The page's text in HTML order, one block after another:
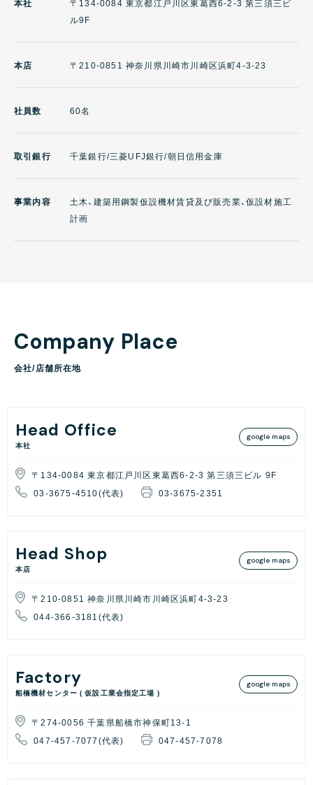
本社
〒134-0084 東京都江戸川区東葛西6-2-3 第三須三ビ
ル9F
本店 〒210-0851 神奈川県川崎市川崎区浜町4-3-23
社員数 60名
取引銀行 千葉銀行/三菱UFJ銀行/朝日信用金庫
事業内容
土木、建築用鋼製仮設機材賃貸及び販売業、仮設材施工
計画
Company Place
会社/店舗所在地
Head Office
本社
google maps
〒134-0084 東京都江戸川区東葛西6-2-3 第三須三ビル 9F
03-3675-4510(代表)
03-3675-2351
Head Shop
本店
google maps
〒210-0851 神奈川県川崎市川崎区浜町4-3-23
044-366-3181(代表)
Factory
船橋機材センター ( 仮設工業会指定工場 )
google maps
〒274-0056 千葉県船橋市神保町13-1
047-457-7077(代表)
047-457-7078